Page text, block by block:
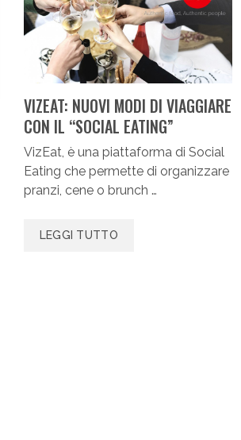
VIZEAT: NUOVI MODI DI VIAGGIARE
CON IL “SOCIAL EATING”
VizEat, è una piattaforma di Social
Eating che permette di organizzare
pranzi, cene o brunch …
LEGGI TUTTO